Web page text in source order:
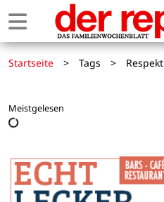
Startseite > Tags > Respekt
Meistgelesen